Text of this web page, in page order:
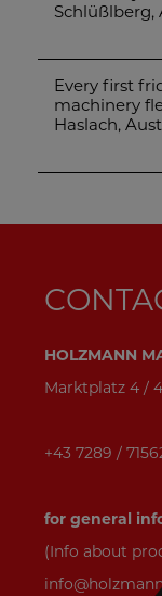
Schlüßlberg,
Every first
machinery
Haslach,
HOLZMANN
Marktplatz 4 /
+43 7289 /
for general
(Info about